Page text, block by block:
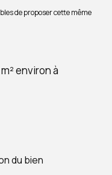
de proposer cette même
environ à